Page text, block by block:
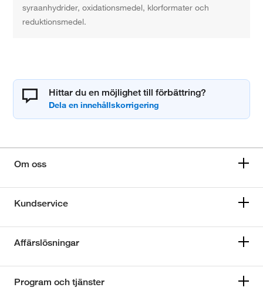
syraanhydrider, oxidationsmedel, klorformater och
reduktionsmedel.
Hittar du en möjlighet till förbättring?
Om oss
Kundservice
Affärslösningar
Program och tjänster